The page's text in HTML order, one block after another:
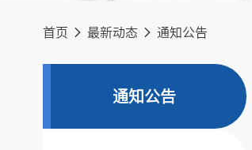
首页 最新动态 通知公告
通知公告